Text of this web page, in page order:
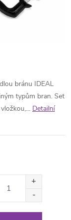
bránu IDEAL
typům bran. Set
Detailní